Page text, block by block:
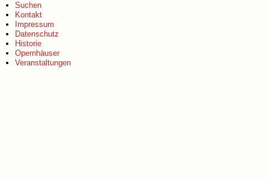
Suchen
Kontakt
Impressum
Datenschutz
Historie
Opernhäuser
Veranstaltungen